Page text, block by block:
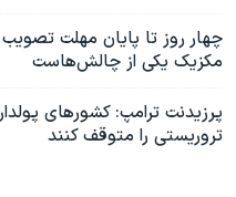
چهار روز تا پایان مهلت
مکزیک یکی از چالش‌هاست
پرزیدنت ترامپ: کشورهای
تروریستی را متوقف کنند